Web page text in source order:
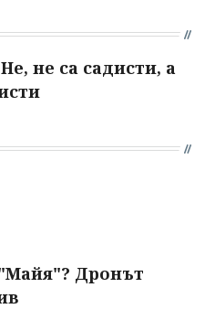
не са садисти, а
Дронът